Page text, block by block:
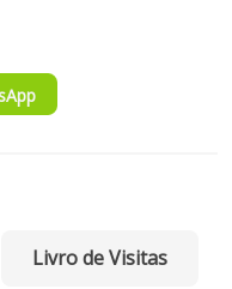
Livro de Visitas